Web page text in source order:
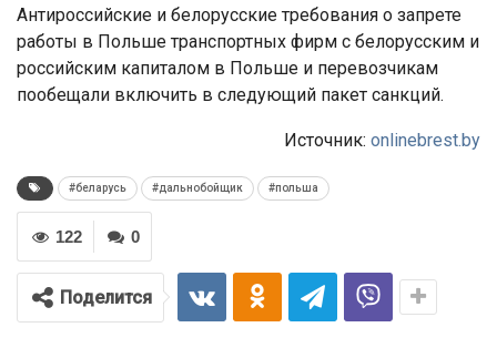
Антироссийские и белорусские требования о запрете
работы в Польше транспортных фирм с белорусским и
российским капиталом в Польше и перевозчикам
пообещали включить в следующий пакет санкций.
Источник: onlinebrest.by
#беларусь #дальнобойщик #польша
0
122
Поделится